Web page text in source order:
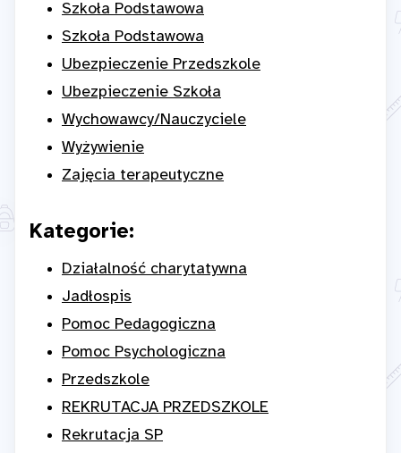
Szkoła Podstawowa
Szkoła Podstawowa
Ubezpieczenie Przedszkole
Ubezpieczenie Szkoła
Wychowawcy/Nauczyciele
Wyżywienie
Zajęcia terapeutyczne
Kategorie:
Działalność charytatywna
Jadłospis
Pomoc Pedagogiczna
Pomoc Psychologiczna
Przedszkole
REKRUTACJA PRZEDSZKOLE
Rekrutacja SP